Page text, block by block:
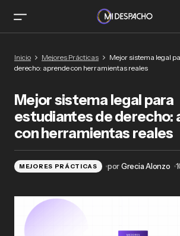
derecho: aprende con
Inicio Mejores Prácticas
Mejor sistema legal
derecho: aprende con herramientas reales
Mejor sistema legal para
estudiantes de derecho:
con herramientas reales
MEJORES PRÁCTICAS porGrecia Alonzo